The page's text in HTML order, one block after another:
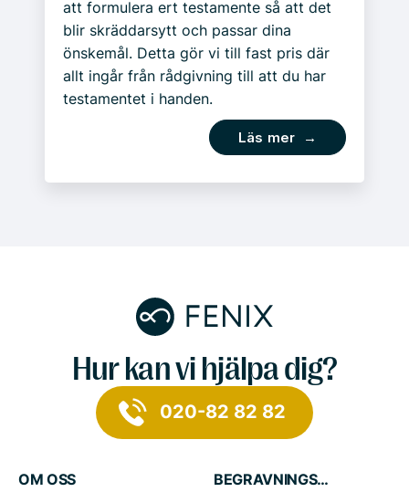
att formulera ert testamente så att det
blir skräddarsytt och passar dina
önskemål. Detta gör vi till fast pris där
allt ingår från rådgivning till att du har
testamentet i handen.
Läs mer →
Hur kan vi hjälpa dig?
020-82 82 82
OM OSS
BEGRAVNINGSTJÄNSTER